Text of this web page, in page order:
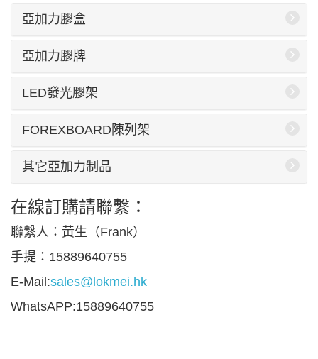
亞加力膠盒
亞加力膠牌
LED發光膠架
FOREXBOARD陳列架
其它亞加力制品
在線訂購請聯繫：
聯繫人：黃生（Frank）
手提：15889640755
E-Mail:sales@lokmei.hk
WhatsAPP:15889640755